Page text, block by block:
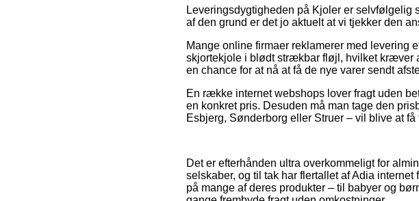
Leveringsdygtigheden på Kjoler er selvfølgelig
af den grund er det jo aktuelt at vi tjekker den
Mange online firmaer reklamerer med levering
skjortekjole i blødt strækbar fløjl, hvilket kræver
en chance for at nå at få de nye varer sendt
En række internet webshops lover fragt uden
en konkret pris. Desuden må man tage den
Esbjerg, Sønderborg eller Struer – vil blive at
Det er efterhånden ultra overkommeligt for
selskaber, og til tak har flertallet af Adia
på mange af deres produkter – til babyer og